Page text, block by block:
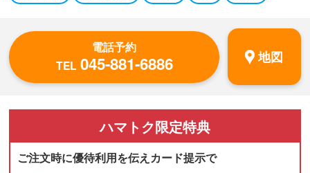
電話予約
TEL 045-881-6886 地図
ハマトク限定特典
ご注文時に優待利用を伝えカード提示で